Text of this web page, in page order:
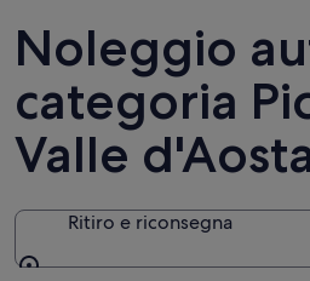
Noleggio
categoria
Valle
Ritiro e riconsegna